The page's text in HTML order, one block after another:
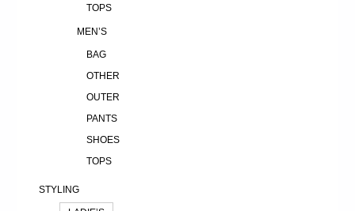
TOPS
MEN’S
BAG
OTHER
OUTER
PANTS
SHOES
TOPS
STYLING